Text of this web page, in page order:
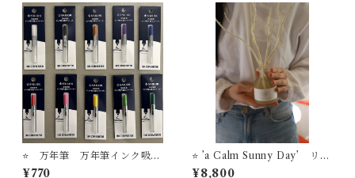
⭐️ 万年筆 万年筆インク吸入
器コンバーター
¥770
⭐️ ’a Calm Sunny Day’ リー
ドディフューザー STYLE O
¥8,800